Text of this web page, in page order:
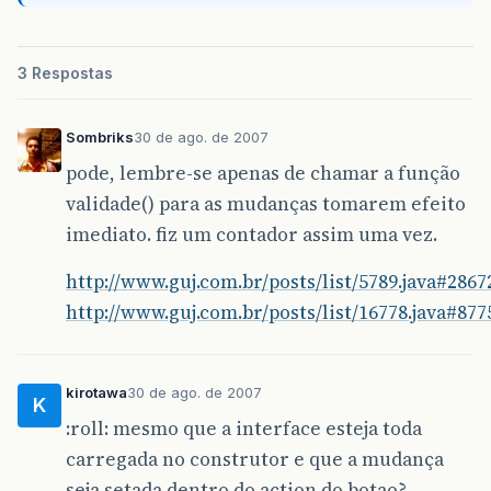
3 Respostas
Sombriks30 de ago. de 2007
pode, lembre-se apenas de chamar a função
validade() para as mudanças tomarem efeito
imediato. fiz um contador assim uma vez.
http://www.guj.com.br/posts/list/
http://www.guj.com.br/posts/list/
K
kirotawa30 de ago. de 2007
:roll: mesmo que a interface esteja toda
carregada no construtor e que a mudança